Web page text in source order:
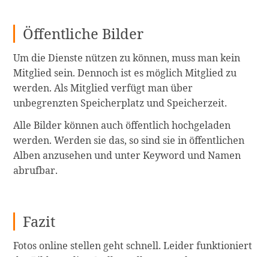
Öffentliche Bilder
Um die Dienste nützen zu können, muss man kein
Mitglied sein. Dennoch ist es möglich Mitglied zu
werden. Als Mitglied verfügt man über
unbegrenzten Speicherplatz und Speicherzeit.
Alle Bilder können auch öffentlich hochgeladen
werden. Werden sie das, so sind sie in öffentlichen
Alben anzusehen und unter Keyword und Namen
abrufbar.
Fazit
Fotos online stellen geht schnell. Leider funktioniert